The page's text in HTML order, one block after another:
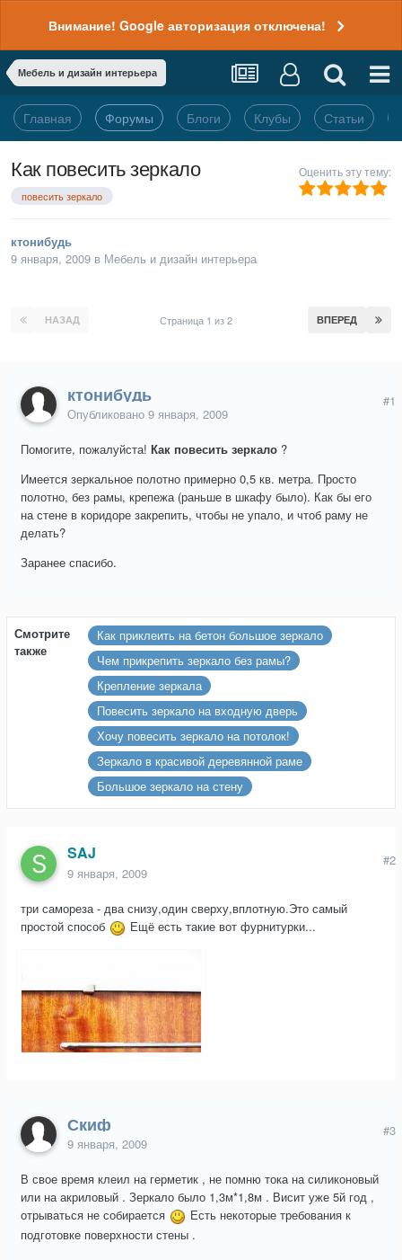
Внимание! Google авторизация отключена!
Мебель и дизайн интерьера
Главная Форумы Блоги Клубы Статьи
Как повесить зеркало
повесить зеркало
Оценить эту тему:
ктонибудь
9 января, 2009 в Мебель и дизайн интерьера
НАЗАД ВПЕРЕД
Страница 1 из 2
ктонибудь
Опубликовано 9 января, 2009
#1
Помогите, пожалуйста! Как повесить зеркало ?
Имеется зеркальное полотно примерно 0,5 кв. метра. Просто
полотно, без рамы, крепежа (раньше в шкафу было). Как бы его
на стене в коридоре закрепить, чтобы не упало, и чтоб раму не
делать?
Заранее спасибо.
Смотрите
также
Как приклеить на бетон большое зеркало
Чем прикрепить зеркало без рамы?
Крепление зеркала
Повесить зеркало на входную дверь
Хочу повесить зеркало на потолок!
Зеркало в красивой деревянной раме
Большое зеркало на стену
SAJ
9 января, 2009
#2
три самореза - два снизу,один сверху,вплотную.Это самый
простой способ
Ещё есть такие вот фурнитурки...
Скиф
9 января, 2009
#3
В свое время клеил на герметик , не помню тока на силиконовый
или на акриловый . Зеркало было 1,3м*1,8м . Висит уже 5й год ,
отрываться не собирается
Есть некоторые требования к
подготовке поверхности стены .